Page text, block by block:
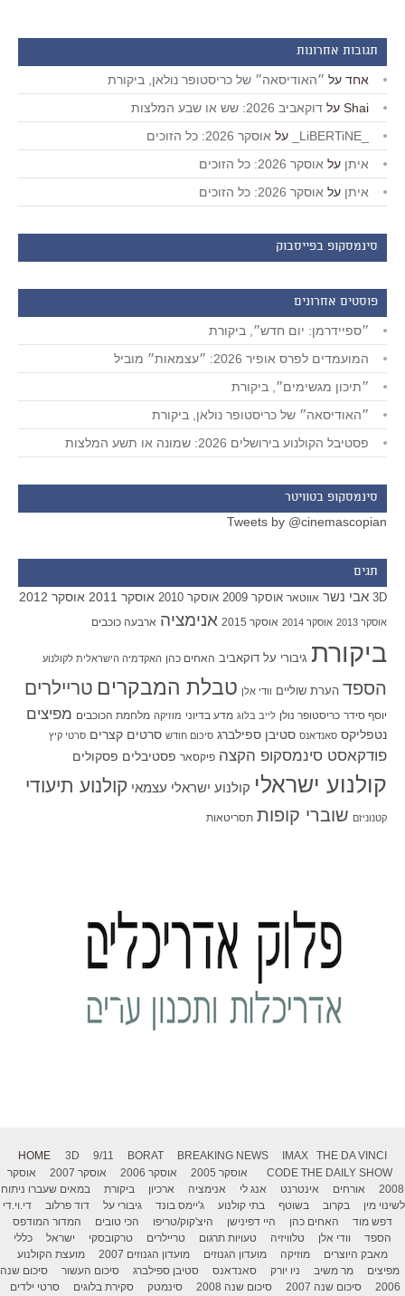
תגובות אחרונות
אחד על ״האודיסאה״ של כריסטופר נולאן, ביקורת
Shai על דוקאביב 2026: שש או שבע המלצות
על אוסקר 2026: כל הזוכים
איתן על אוסקר 2026: כל הזוכים
איתן על אוסקר 2026: כל הזוכים
סינמסקופ בפייסבוק
פוסטים אחרונים
״ספיידרמן: יום חדש״, ביקורת
המועמדים לפרס אופיר 2026: ״עצמאות״ מוביל
״תיכון מגשימים״, ביקורת
״האודיסאה״ של כריסטופר נולאן, ביקורת
פסטיבל הקולנוע בירושלים 2026: שמונה או תשע המלצות
סינמסקופ בטוויטר
Tweets by @cinemascopian
תגים
3D אבי נשר אווטאר אוסקר 2009 אוסקר 2010 אוסקר 2011 אוסקר 2012
אוסקר 2013 אוסקר 2014 אוסקר 2015 אנימציה ארבעה כוכבים
ביקורת גיבורי על דוקאביב האחים כהן האקדמיה הישראלית לקולנוע
הספד הערת שוליים וודי אלן טבלת המבקרים טריילרים
יוסף סידר כריסטופר נולן לייב בלוג מדע בדיוני מוזיקה מלחמת הכוכבים מפיצים
נטפליקס סאנדאנס סטיבן ספילברג סיכום חודש סרטים קצרים סרטי קיץ
פודקאסט סינמסקופ הקצה פיקסאר פסטיבלים פסקולים
קולנוע ישראלי קולנוע ישראלי עצמאי קולנוע תיעודי
קטנוניזם שוברי קופות תסריטאות
HOME 3D 9/11 BORAT BREAKING NEWS IMAX
THE DA VINCI
CODE THE DAILY SHOW אוסקר 2005 אוסקר 2006 אוסקר 2007
אוסקר
2008
אורחים אינטרנט אנג לי אנימציה ארכיון ביקורת
במאים שעברו ניתוח
לשינוי מין
בקרוב בשוטף בתי קולנוע ג'יימס בונד גיבורי על דוד פרלוב
די.וי.די
דפש מוד
האחים כהן היי דפינישן היצ'קוק/טריפו הכי טובים
המדור המודפס
הספד
וודי אלן טלוויזיה טעויות תרגום טריילרים טרקובסקי ישראל
כללי
מאבק היוצרים
מוזיקה מועדון הגנוזים מועדון הגנוזים 2007
מועצת הקולנוע
מפיצים
מר משיב ניו יורק סאנדאנס סטיבן ספילברג סיכום העשור
סיכום שנה
2006
סיכום שנה 2007 סיכום שנה 2008 סינמטק סקירת בלוגים סרטי ילדים